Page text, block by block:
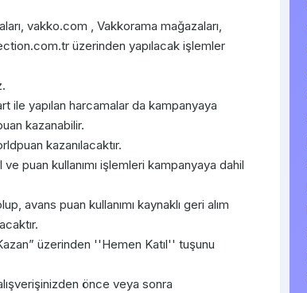
vakko.com , Vakkorama mağazaları,
üzerinden yapılacak işlemler
ile yapılan harcamalar da kampanyaya
kazanabilir.
kazanılacaktır.
puan kullanımı işlemleri kampanyaya dahil
avans puan kullanımı kaynaklı geri alım
üzerinden ''Hemen Katıl'' tuşunu
alışverişinizden önce veya sonra